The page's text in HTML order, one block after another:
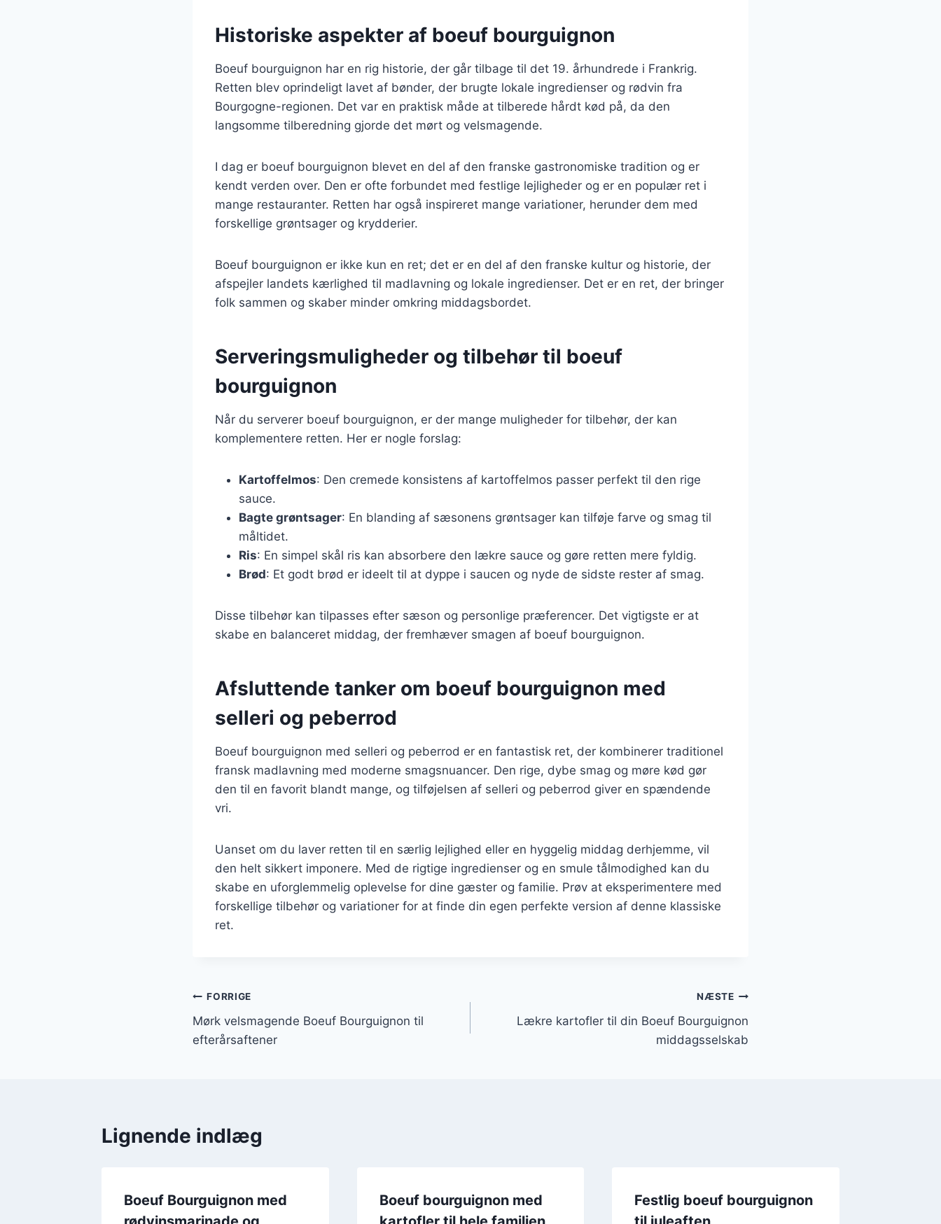
Historiske aspekter af boeuf bourguignon
Boeuf bourguignon har en rig historie, der går tilbage til det 19. århundrede i Frankrig.
Retten blev oprindeligt lavet af bønder, der brugte lokale ingredienser og rødvin fra
Bourgogne-regionen. Det var en praktisk måde at tilberede hårdt kød på, da den
langsomme tilberedning gjorde det mørt og velsmagende.
I dag er boeuf bourguignon blevet en del af den franske gastronomiske tradition og er
kendt verden over. Den er ofte forbundet med festlige lejligheder og er en populær ret i
mange restauranter. Retten har også inspireret mange variationer, herunder dem med
forskellige grøntsager og krydderier.
Boeuf bourguignon er ikke kun en ret; det er en del af den franske kultur og historie, der
afspejler landets kærlighed til madlavning og lokale ingredienser. Det er en ret, der bringer
folk sammen og skaber minder omkring middagsbordet.
Serveringsmuligheder og tilbehør til boeuf
bourguignon
Når du serverer boeuf bourguignon, er der mange muligheder for tilbehør, der kan
komplementere retten. Her er nogle forslag:
Kartoffelmos: Den cremede konsistens af kartoffelmos passer perfekt til den rige
sauce.
Bagte grøntsager: En blanding af sæsonens grøntsager kan tilføje farve og smag til
måltidet.
Ris: En simpel skål ris kan absorbere den lækre sauce og gøre retten mere fyldig.
Brød: Et godt brød er ideelt til at dyppe i saucen og nyde de sidste rester af smag.
Disse tilbehør kan tilpasses efter sæson og personlige præferencer. Det vigtigste er at
skabe en balanceret middag, der fremhæver smagen af boeuf bourguignon.
Afsluttende tanker om boeuf bourguignon med
selleri og peberrod
Boeuf bourguignon med selleri og peberrod er en fantastisk ret, der kombinerer traditionel
fransk madlavning med moderne smagsnuancer. Den rige, dybe smag og møre kød gør
den til en favorit blandt mange, og tilføjelsen af selleri og peberrod giver en spændende
vri.
Uanset om du laver retten til en særlig lejlighed eller en hyggelig middag derhjemme, vil
den helt sikkert imponere. Med de rigtige ingredienser og en smule tålmodighed kan du
skabe en uforglemmelig oplevelse for dine gæster og familie. Prøv at eksperimentere med
forskellige tilbehør og variationer for at finde din egen perfekte version af denne klassiske
ret.
Indlægsnavigation
FORRIGE
Mørk velsmagende Boeuf Bourguignon til
efterårsaftener
NÆSTE
Lækre kartofler til din Boeuf Bourguignon
middagsselskab
Lignende indlæg
Boeuf Bourguignon med
Boeuf bourguignon med
Festlig boeuf bourguignon